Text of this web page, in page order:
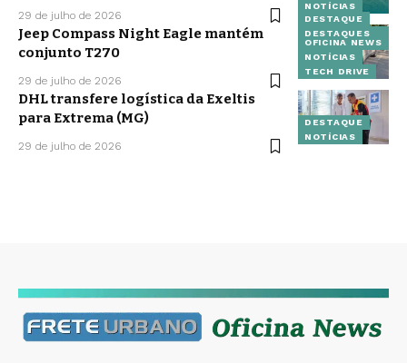
NOTÍCIAS
29 de julho de 2026
DESTAQUE
DESTAQUES
OFICINA NEWS
NOTÍCIAS
TECH DRIVE
Jeep Compass Night Eagle mantém
conjunto T270
29 de julho de 2026
DESTAQUE
NOTÍCIAS
DHL transfere logística da Exeltis
para Extrema (MG)
29 de julho de 2026